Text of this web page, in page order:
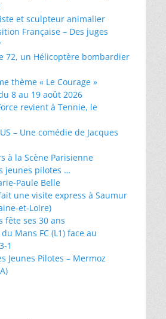
et sculpteur animalier
Française – Des juges
72, un Hélicoptère bombardier
thème « Le Courage »
8 au 19 août 2026
revient à Tennie, le
– Une comédie de Jacques
à la Scène Parisienne
jeunes pilotes …
Paule Belle
une visite express à Saumur
et-Loire)
fête ses 30 ans
Mans FC (L1) face au
1
Jeunes Pilotes – Mermoz